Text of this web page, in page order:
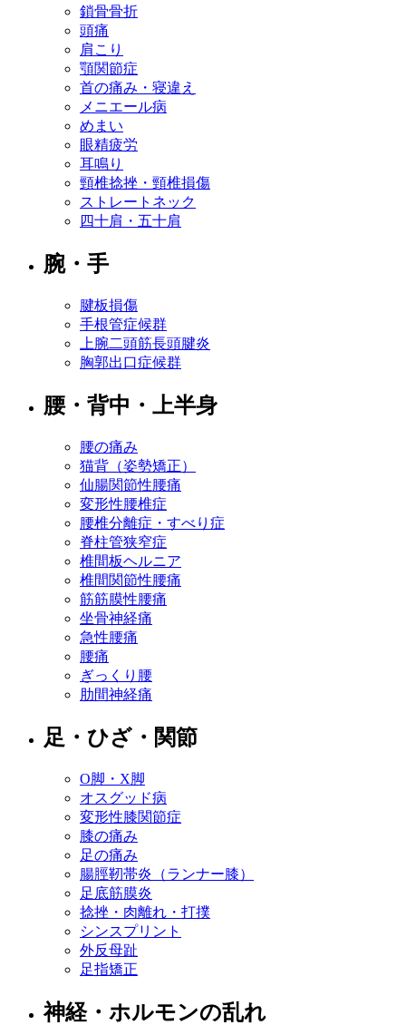
鎖骨骨折
頭痛
肩こり
顎関節症
首の痛み・寝違え
メニエール病
めまい
眼精疲労
耳鳴り
頸椎捻挫・頸椎損傷
ストレートネック
四十肩・五十肩
腕・手
腱板損傷
手根管症候群
上腕二頭筋長頭腱炎
胸郭出口症候群
腰・背中・上半身
腰の痛み
猫背（姿勢矯正）
仙腸関節性腰痛
変形性腰椎症
腰椎分離症・すべり症
脊柱管狭窄症
椎間板ヘルニア
椎間関節性腰痛
筋筋膜性腰痛
坐骨神経痛
急性腰痛
腰痛
ぎっくり腰
肋間神経痛
足・ひざ・関節
O脚・X脚
オスグッド病
変形性膝関節症
膝の痛み
足の痛み
腸脛靭帯炎（ランナー膝）
足底筋膜炎
捻挫・肉離れ・打撲
シンスプリント
外反母趾
足指矯正
神経・ホルモンの乱れ